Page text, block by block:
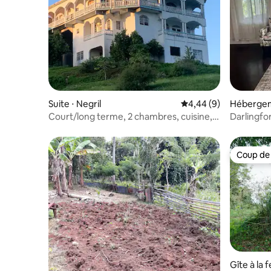
Suite ⋅ Negril Évaluation moyenne
4,44 (9)
Court/long terme, 2 chambres, cuisine,
Coup
Coup
Gîte à la